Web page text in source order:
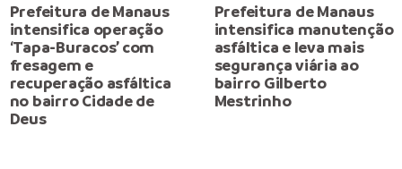
Prefeitura de Manaus
intensifica operação
‘Tapa-Buracos’ com
fresagem e
recuperação asfáltica
no bairro Cidade de
Deus
Prefeitura de Manaus
intensifica manutenção
asfáltica e leva mais
segurança viária ao
bairro Gilberto
Mestrinho